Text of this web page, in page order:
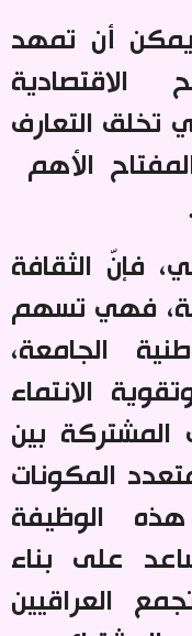
أن تمهد
الاقتصادية
تخلق التعارف
الأهم
.
فإنّ الثقافة
فهي تسهم
الجامعة،
الانتماء
المشتركة بين
المكونات
الوظيفة
على بناء
العراقيين